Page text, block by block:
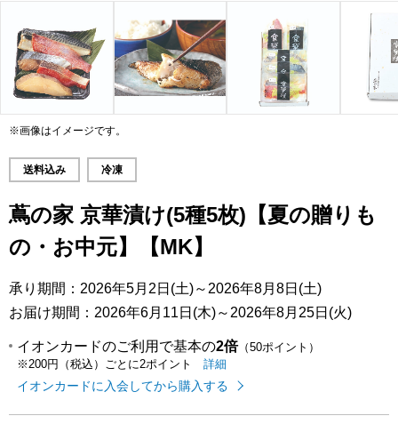
※画像はイメージです。
送料込み 冷凍
蔦の家 京華漬け(5種5枚)【夏の贈りも
の・お中元】【MK】
承り期間：2026年5月2日(土)～2026年8月8日(土)
お届け期間：2026年6月11日(木)～2026年8月25日(火)
イオンカードのご利用で基本の2倍（50ポイント）
※200円（税込）ごとに2ポイント
イオンカードのご利用でたまるポイ
詳細
イオンカードに入会してから購入する